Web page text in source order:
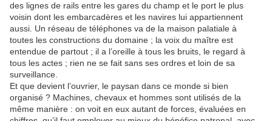
des lignes de rails entre les gares du champ et le port le plus
voisin dont les embarcadères et les navires lui appartiennent
aussi. Un réseau de téléphones va de la maison palatiale à
toutes les constructions du domaine ; la voix du maître est
entendue de partout ; il a l’oreille à tous les bruits, le regard à
tous les actes ; rien ne se fait sans ses ordres et loin de sa
surveillance.
Et que devient l’ouvrier, le paysan dans ce monde si bien
organisé ? Machines, chevaux et hommes sont utilisés de la
même manière : on voit en eux autant de forces, évaluées en